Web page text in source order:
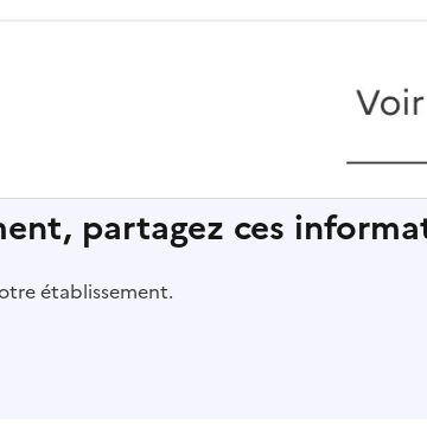
partagez ces
établissement.